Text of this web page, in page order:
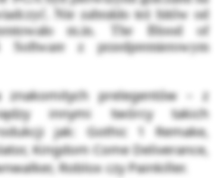
Nie zabrakło też hitów od
m.in. The Blood of
Software z przedpremierowym
znakomitych prelegentów – z
innymi twórcy takich
jak: Gothic 1 Remake,
Kingdom Come Deliverance,
Roblox czy Painkiller.